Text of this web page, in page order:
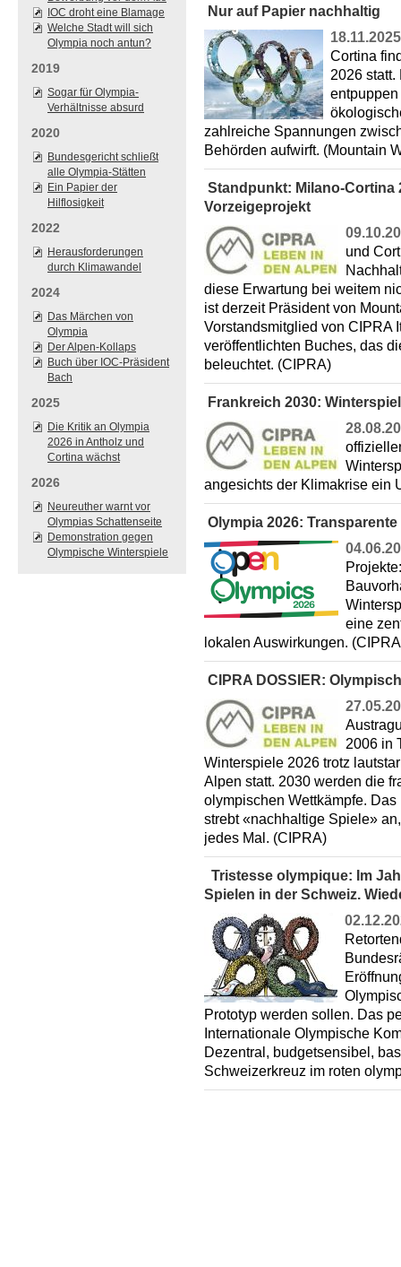
IOC droht eine Blamage
Welche Stadt will sich
Olympia noch antun?
2019
Sogar für Olympia-
Verhältnisse absurd
2020
Bundesgericht schließt
alle Olympia-Stätten
Ein Papier der
Hilflosigkeit
2022
Herausforderungen
durch Klimawandel
2024
Das Märchen von
Olympia
Der Alpen-Kollaps
Buch über IOC-Präsident
Bach
2025
Die Kritik an Olympia
2026 in Antholz und
Cortina wächst
2026
Neureuther warnt vor
Olympias Schattenseite
Demonstration gegen
Olympische Winterspiele
Nur auf Papier nachhaltig
18.11.2025
Cortina
2026
zahlreiche Spannungen
Behörden aufwirft. (Mountain
Standpunkt: Milano-Cortina
Vorzeigeprojekt
und
diese Erwartung bei weitem
ist derzeit Präsident von
Vorstandsmitglied von CIPRA
veröffentlichten Buches, das
beleuchtet. (CIPRA)
Frankreich 2030:
angesichts der Klimakrise
Olympia 2026:
eine
lokalen Auswirkungen.
CIPRA DOSSIER:
2006 in
Winterspiele 2026 trotz
Alpen statt. 2030 werden die
olympischen Wettkämpfe.
strebt «nachhaltige Spiele»
jedes Mal. (CIPRA)
Tristesse olympique: Im
Spielen in der Schweiz.
Prototyp werden sollen. Das
Internationale Olympische
Dezentral, budgetsensibel,
Schweizerkreuz im roten